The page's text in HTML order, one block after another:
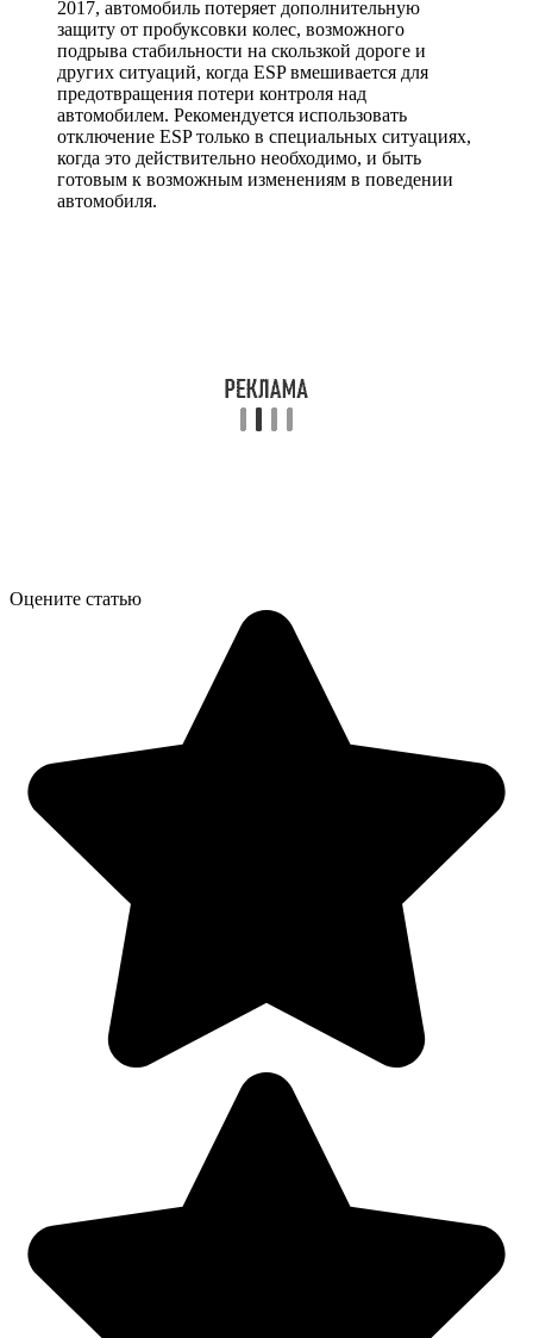
2017, автомобиль потеряет дополнительную
защиту от пробуксовки колес, возможного
подрыва стабильности на скользкой дороге и
других ситуаций, когда ESP вмешивается для
предотвращения потери контроля над
автомобилем. Рекомендуется использовать
отключение ESP только в специальных ситуациях,
когда это действительно необходимо, и быть
готовым к возможным изменениям в поведении
автомобиля.
Оцените статью